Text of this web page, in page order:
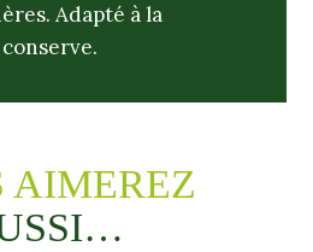
Adapté à la
AIMEREZ